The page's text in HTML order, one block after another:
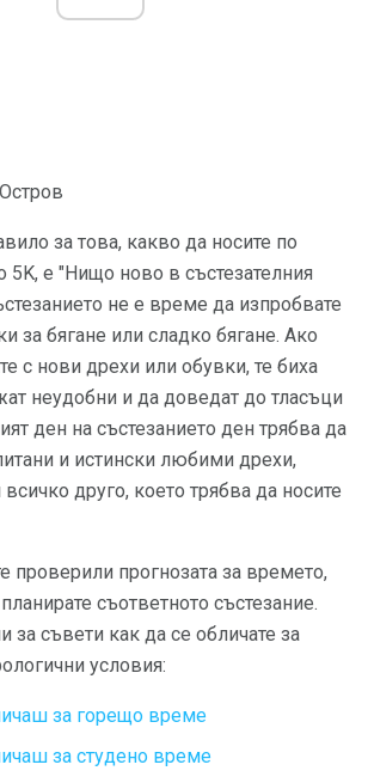
за това, какво да носите по
е "Нищо ново в състезателния
не е време да изпробвате
за бягане или сладко бягане. Ако
с нови дрехи или обувки, те биха
неудобни и да доведат до тласъци
ден на състезанието ден трябва да
и истински любими дрехи,
друго, което трябва да носите
проверили прогнозата за времето,
съответното състезание.
за съвети как да се обличате за
условия:
за горещо време
за студено време